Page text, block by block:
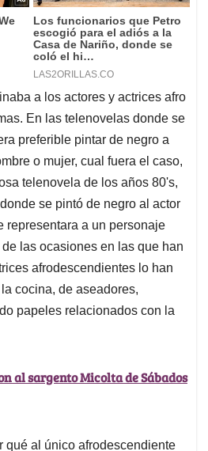
a los actores y actrices afro
En las telenovelas donde se
preferible pintar de negro a
o mujer, cual fuera el caso,
telenovela de los años 80's,
se pintó de negro al actor
representara a un personaje
las ocasiones en las que han
afrodescendientes lo han
cocina, de aseadores,
papeles relacionados con la
al sargento Micolta de Sábados
qué al único afrodescendiente